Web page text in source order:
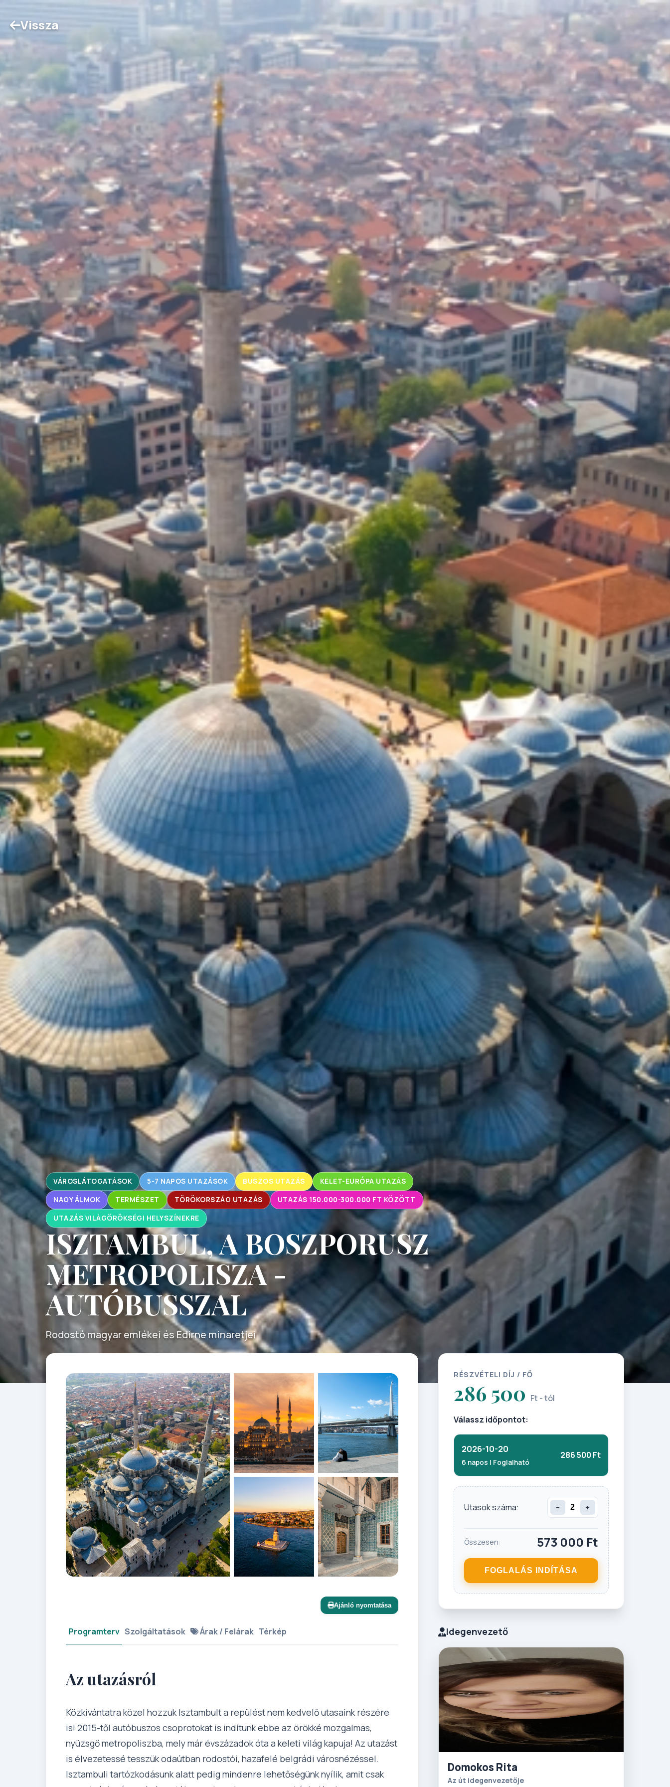
Vissza
VÁROSLÁTOGATÁSOK 5-7 NAPOS UTAZÁSOK BUSZOS UTAZÁS KELET-EURÓPA UTAZÁS
NAGY ÁLMOK TERMÉSZET TÖRÖKORSZÁG UTAZÁS UTAZÁS 150.000-300.000 FT KÖZÖTT
UTAZÁS VILÁGÖRÖKSÉGI HELYSZÍNEKRE
ISZTAMBUL, A BOSZPORUSZ
METROPOLISZA -
AUTÓBUSSZAL
Rodostó magyar emlékei és Edirne minaretjei
Ajánló nyomtatása
Programterv Szolgáltatások Árak / Felárak Térkép
Az utazásról
Közkívántatra közel hozzuk Isztambult a repülést nem kedvelő utasaink részére
is! 2015-től autóbuszos csoprotokat is indítunk ebbe az örökké mozgalmas,
nyüzsgő metropoliszba, mely már évszázadok óta a keleti világ kapuja! Az utazást
is élvezetessé tesszük odaútban rodostói, hazafelé belgrádi városnézéssel.
Isztambuli tartózkodásunk alatt pedig mindenre lehetőségünk nyílik, amit csak
RÉSZVÉTELI DÍJ / FŐ
286 500 Ft - tól
Válassz időpontot:
2026-10-20
6 napos | Foglalható
286 500 Ft
Utasok száma: − +
Összesen: 573 000 Ft
FOGLALÁS INDÍTÁSA
Idegenvezető
Domokos Rita
Az út idegenvezetője